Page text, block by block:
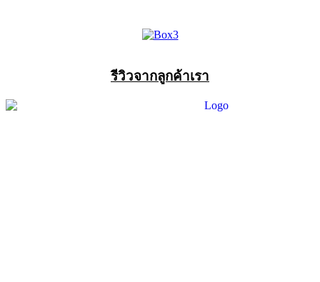
รีวิวจากลูกค้าเรา